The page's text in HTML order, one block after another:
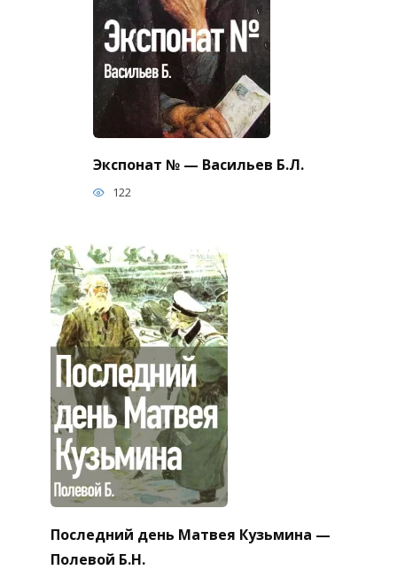
Экспонат № — Васильев Б.Л.
122
Последний день Матвея Кузьмина —
Полевой Б.Н.